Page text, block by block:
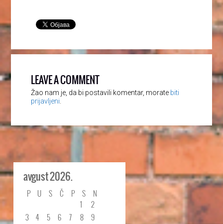
LEAVE A COMMENT
Žao nam je, da bi postavili komentar, morate biti
prijavljeni
avgust 2026.
P U S Č P S
N
1
2
3
4 5 6 7 8
9